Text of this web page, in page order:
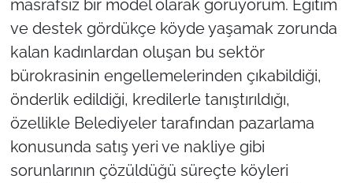
masrafsız bir model olarak görüyorum. Eğitim
ve destek gördükçe köyde yaşamak zorunda
kalan kadınlardan oluşan bu sektör
bürokrasinin engellemelerinden çıkabildiği,
önderlik edildiği, kredilerle tanıştırıldığı,
özellikle Belediyeler tarafından pazarlama
konusunda satış yeri ve nakliye gibi
sorunlarının çözüldüğü süreçte köyleri